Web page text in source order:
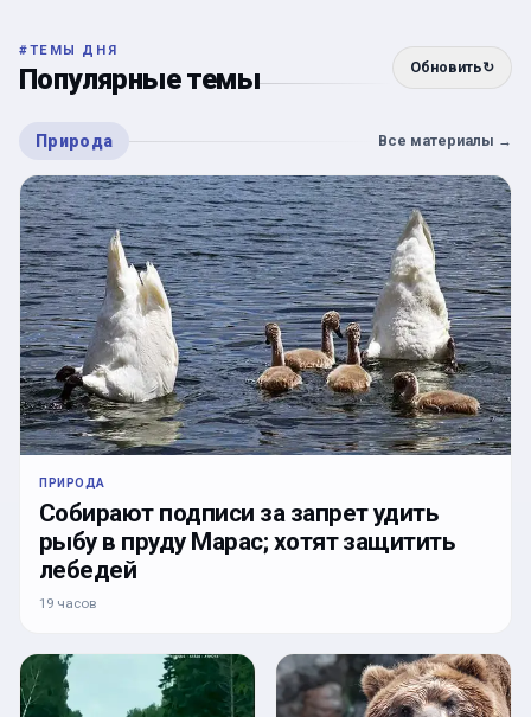
#ТЕМЫ ДНЯ
Популярные темы Обновить↻
Природа Все материалы →
ПРИРОДА
Собирают подписи за запрет удить
рыбу в пруду Марас; хотят защитить
лебедей
19 часов